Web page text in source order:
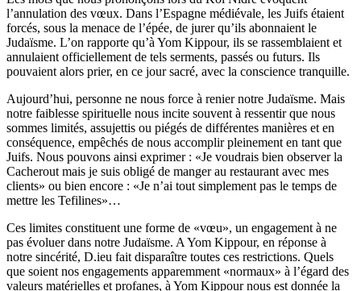
l’annulation des vœux. Dans l’Espagne médiévale, les Juifs étaient
forcés, sous la menace de l’épée, de jurer qu’ils abonnaient le
Judaïsme. L’on rapporte qu’à Yom Kippour, ils se rassemblaient et
annulaient officiellement de tels serments, passés ou futurs. Ils
pouvaient alors prier, en ce jour sacré, avec la conscience tranquille.
Aujourd’hui, personne ne nous force à renier notre Judaïsme. Mais
notre faiblesse spirituelle nous incite souvent à ressentir que nous
sommes limités, assujettis ou piégés de différentes manières et en
conséquence, empêchés de nous accomplir pleinement en tant que
Juifs. Nous pouvons ainsi exprimer : «Je voudrais bien observer la
Cacherout mais je suis obligé de manger au restaurant avec mes
clients» ou bien encore : «Je n’ai tout simplement pas le temps de
mettre les Tefilines»…
Ces limites constituent une forme de «vœu», un engagement à ne
pas évoluer dans notre Judaïsme. A Yom Kippour, en réponse à
notre sincérité, D.ieu fait disparaître toutes ces restrictions. Quels
que soient nos engagements apparemment «normaux» à l’égard des
valeurs matérielles et profanes, à Yom Kippour nous est donnée la